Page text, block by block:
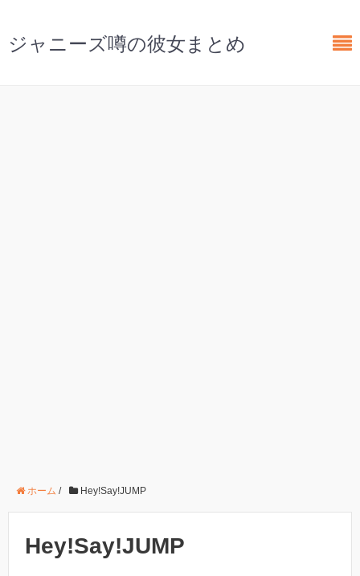
ジャニーズ噂の彼女まとめ
ホーム / Hey!Say!JUMP
Hey!Say!JUMP